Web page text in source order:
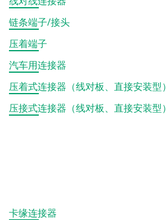
链条端子/接头
压着端子
汽车用连接器
压着式连接器（线对板、直接安装型）
压接式连接器（线对板、直接安装型）
卡缘连接器